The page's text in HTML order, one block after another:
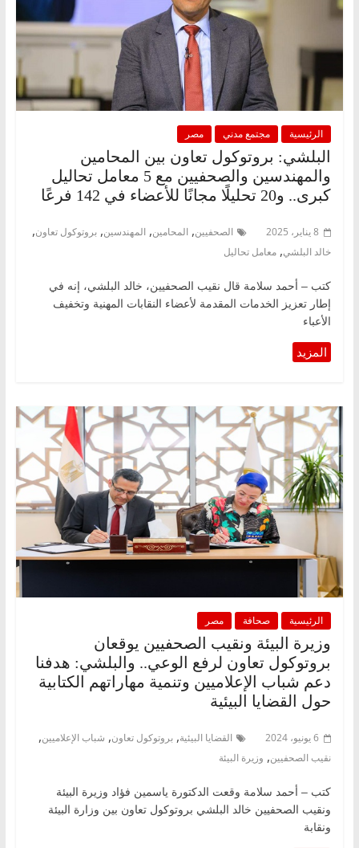
الرئيسية مجتمع مدني مصر
البلشي: بروتوكول تعاون بين المحامين
والمهندسين والصحفيين مع 5 معامل تحاليل
كبرى.. و20 تحليلًا مجانًا للأعضاء في 142 فرعًا
8 يناير، 2025 الصحفيين, المحامين, المهندسين, بروتوكول تعاون,
خالد البلشي, معامل تحاليل
كتب – أحمد سلامة قال نقيب الصحفيين، خالد البلشي، إنه في
إطار تعزيز الخدمات المقدمة لأعضاء النقابات المهنية وتخفيف
الأعباء
الرئيسية صحافة مصر
وزيرة البيئة ونقيب الصحفيين يوقعان
بروتوكول تعاون لرفع الوعي.. والبلشي: هدفنا
دعم شباب الإعلاميين وتنمية مهاراتهم الكتابية
حول القضايا البيئية
6 يونيو، 2024 القضايا البيئية, بروتوكول تعاون, شباب الإعلاميين,
نقيب الصحفيين, وزيرة البيئة
كتب – أحمد سلامة وقعت الدكتورة ياسمين فؤاد وزيرة البيئة
ونقيب الصحفيين خالد البلشي بروتوكول تعاون بين وزارة البيئة
ونقابة